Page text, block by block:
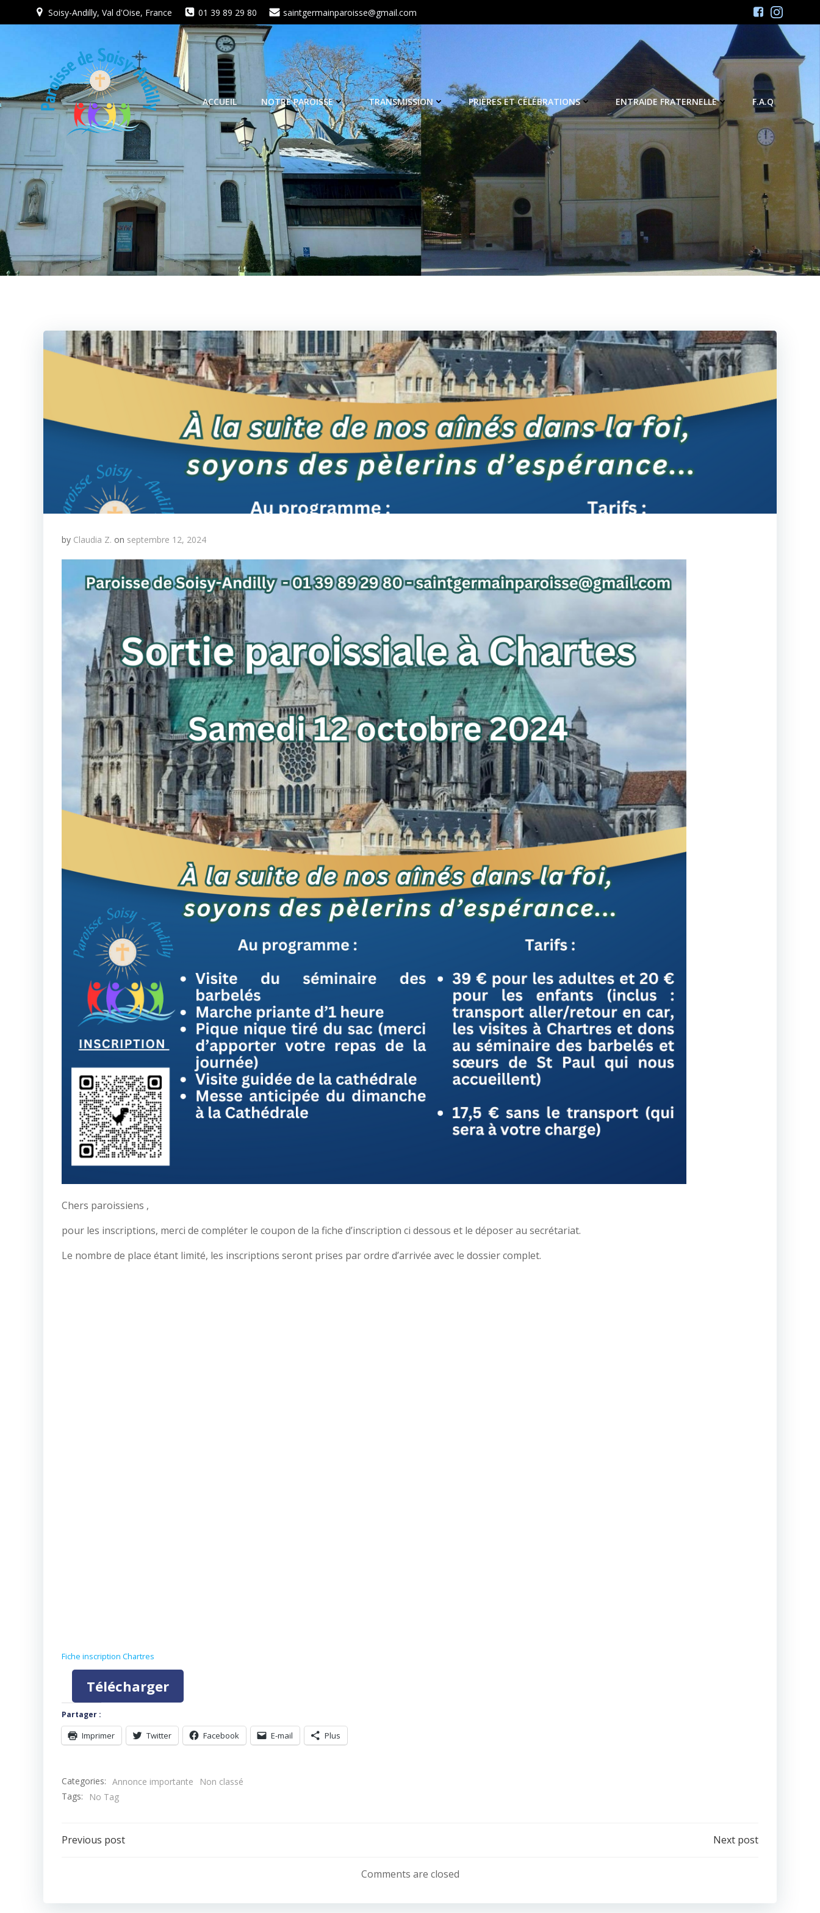
au
Soisy-Andilly, Val d'Oise, France 01 39 89 29 80 saintgermainparoisse@gmail.com
ACCUEIL NOTRE PAROISSE TRANSMISSION PRIÈRES ET CÉLÉBRATIONS ENTRAIDE FRATERNELLE F.A.Q
by Claudia Z. on septembre 12, 2024
Chers paroissiens ,
pour les inscriptions, merci de compléter le coupon de la fiche d’inscription ci dessous et le déposer au secrétariat.
Le nombre de place étant limité, les inscriptions seront prises par ordre d’arrivée avec le dossier complet.
Fiche inscription Chartres
Télécharger
Partager :
Imprimer Twitter Facebook E-mail Plus
Categories: Annonce importante
Non classé
Tags:
No Tag
Navigation
l’article
Previous post
de
l’article
Next post
Comments are closed